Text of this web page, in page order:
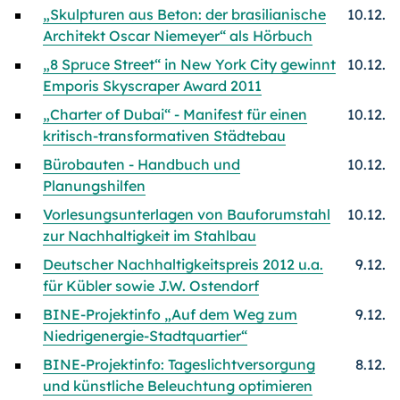
„Skulpturen aus Beton: der brasilianische
Architekt Oscar Niemeyer“ als Hörbuch
10.12.
„8 Spruce Street“ in New York City gewinnt
Emporis Skyscraper Award 2011
10.12.
„Charter of Dubai“ - Manifest für einen
kritisch-transformativen Städtebau
10.12.
Bürobauten - Handbuch und
Planungshilfen
10.12.
Vorlesungsunterlagen von Bauforumstahl
zur Nachhaltigkeit im Stahlbau
10.12.
Deutscher Nachhaltigkeitspreis 2012 u.a.
für Kübler sowie J.W. Ostendorf
9.12.
BINE-Projektinfo „Auf dem Weg zum
Niedrigenergie-Stadtquartier“
9.12.
BINE-Projektinfo: Tageslichtversorgung
und künstliche Beleuchtung optimieren
8.12.